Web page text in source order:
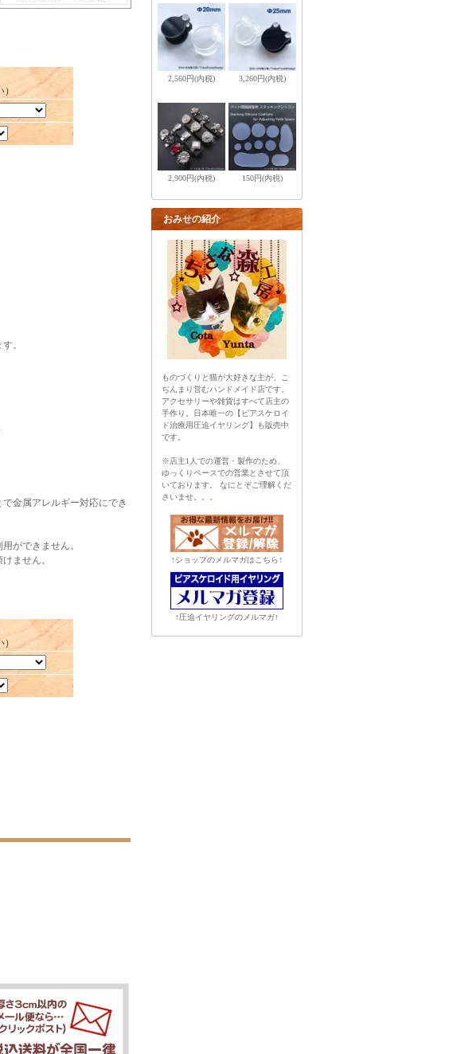
。
金属アレルギー対応にでき
ができません。
ません。
2,560円(内税) 3,260円(内税)
2,900円(内税) 150円(内税)
おみせの紹介
ものづくりと猫が大好きな主が、こ
ぢんまり営むハンドメイド店です。
アクセサリーや雑貨はすべて店主の
手作り。日本唯一の【ピアスケロイ
ド治療用圧迫イヤリング】も販売中
です。
※店主1人での運営・製作のため、
ゆっくりペースでの営業とさせて頂
いております。 なにとぞご理解くだ
さいませ。。。
↑ショップのメルマガはこちら↑
↑圧迫イヤリングのメルマガ↑